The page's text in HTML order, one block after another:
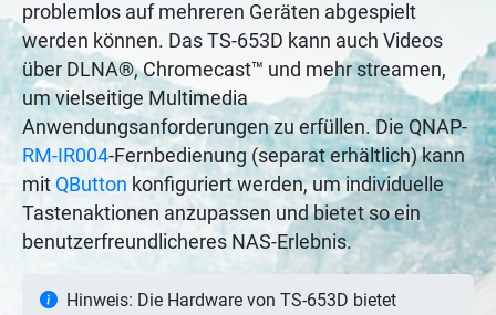
problemlos auf mehreren Geräten abgespielt
werden können. Das TS-653D kann auch Videos
über DLNA®, Chromecast™ und mehr streamen,
um vielseitige Multimedia
Anwendungsanforderungen zu erfüllen. Die QNAP-
RM-IR004-Fernbedienung (separat erhältlich) kann
mit QButton konfiguriert werden, um individuelle
Tastenaktionen anzupassen und bietet so ein
benutzerfreundlicheres NAS-Erlebnis.
Hinweis: Die Hardware von TS-653D bietet